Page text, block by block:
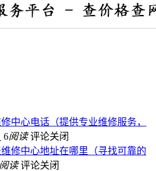
中心电话（提供专业维修服务，
6阅读 评论关闭
维修中心地址在哪里（寻找可靠的
阅读 评论关闭